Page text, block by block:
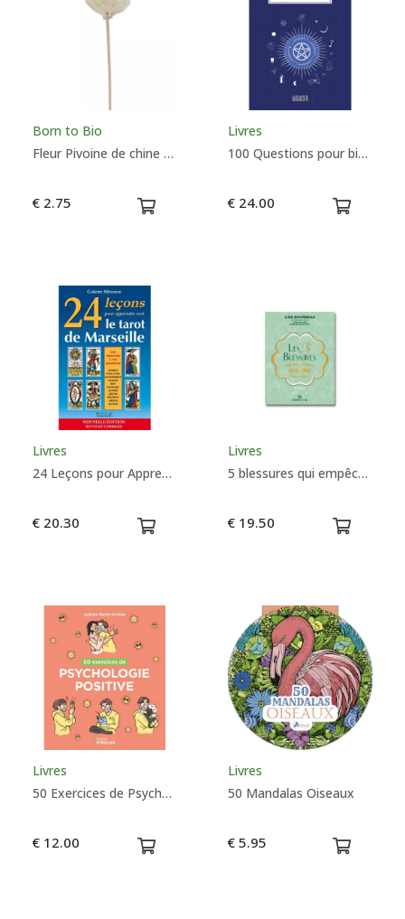
Born to Bio
Fleur Pivoine de chine - Bâtonnet diffuseur en rotin
€ 2.75
Livres
100 Questions pour bien débuter en Magie - Sébastien G.A Le Maôut
€ 24.00
Livres
24 Leçons pour Apprendre Seul le Tarot de Marseille
€ 20.30
Livres
5 blessures qui empêchent d'être soi-même - Lise Bourbeau
€ 19.50
Livres
50 Exercices de Psychologie Positive - Juliette Marty-Grolaes
€ 12.00
Livres
50 Mandalas Oiseaux
€ 5.95